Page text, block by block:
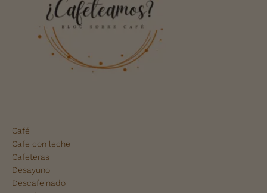
Café
Cafe con leche
Cafeteras
Desayuno
Descafeinado